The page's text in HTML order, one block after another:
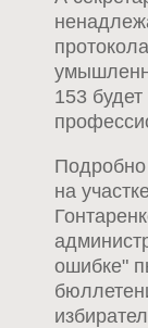
153
Подробно
на
ошибке"